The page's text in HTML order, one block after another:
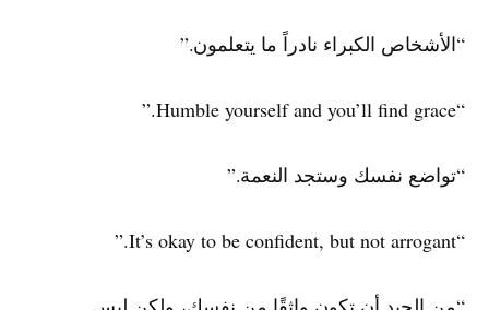
“الأشخاص الكبراء نادراً ما يتعلمون.”
“Humble yourself and you’ll find grace.”
“تواضع نفسك وستجد النعمة.”
“It’s okay to be confident, but not arrogant.”